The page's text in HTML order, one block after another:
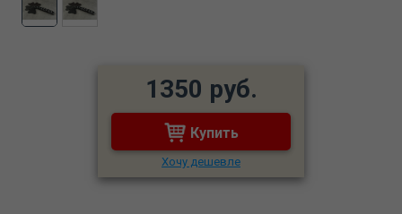
1350 руб.
Купить
Хочу дешевле